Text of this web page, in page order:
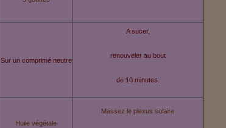
Sur un comprimé neutre
A sucer,
renouveler au bout
de 10 minutes.
Huile végétale
Massez le plexus solaire